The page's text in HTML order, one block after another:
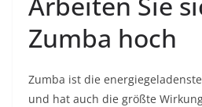
Zumba hoch
Zumba ist die
und hat auch die größte